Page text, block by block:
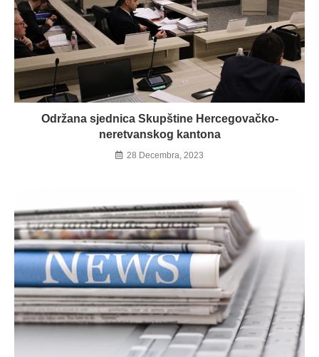
Održana sjednica Skupštine Hercegovačko-
neretvanskog kantona
28 Decembra, 2023